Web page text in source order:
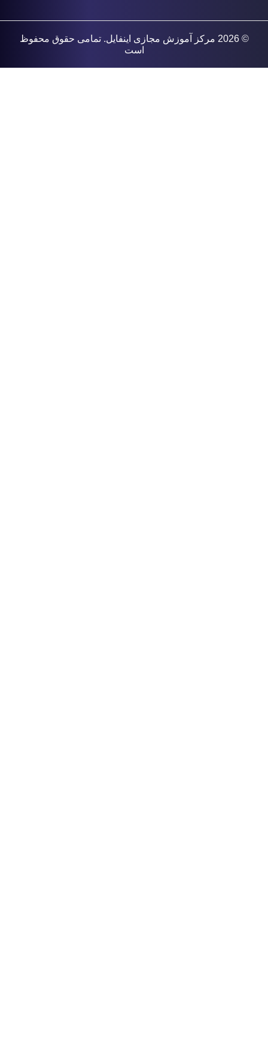
© 2026 مرکز آموزش مجازی اینفایل. تمامی حقوق محفوظ
است